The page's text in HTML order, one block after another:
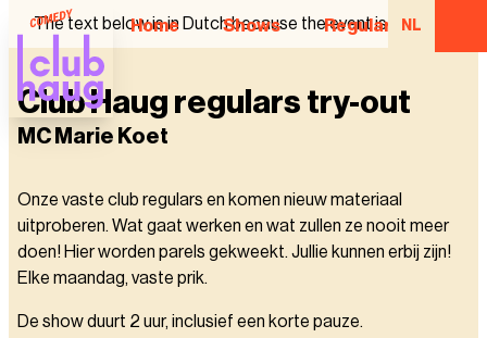
Home Shows Regular NL
The text below is in Dutch because the event is in Dutch.
Club Haug regulars try-out
MC Marie Koet
Onze vaste club regulars en komen nieuw materiaal
uitproberen. Wat gaat werken en wat zullen ze nooit meer
doen! Hier worden parels gekweekt. Jullie kunnen erbij zijn!
Elke maandag, vaste prik.
De show duurt 2 uur, inclusief een korte pauze.